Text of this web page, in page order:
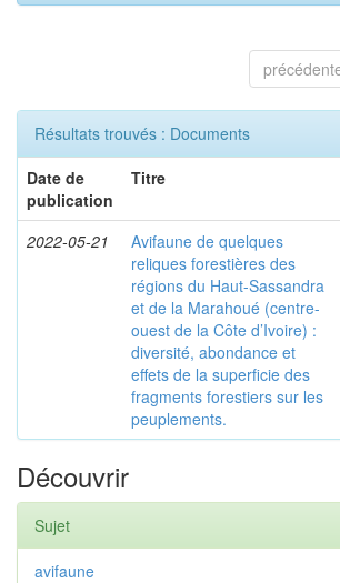
Résultats trouvés : Documents
Date de
publication
Titre
2022-05-21
Avifaune de quelques
reliques forestières des
régions du Haut-Sassandra
et de la Marahoué (centre-
ouest de la Côte d’Ivoire) :
diversité, abondance et
effets de la superficie des
fragments forestiers sur les
peuplements.
Découvrir
Sujet
avifaune